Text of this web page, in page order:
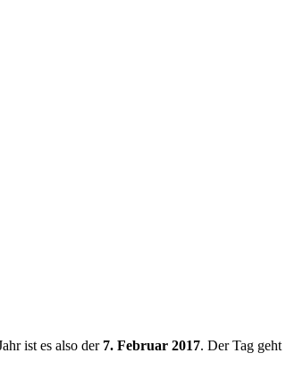
ist es also der 7. Februar 2017. Der Tag geht